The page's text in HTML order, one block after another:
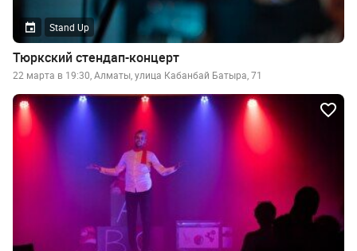
Stand Up
Тюркский стендап-концерт
22 марта в 19:30, Алматы, улица Кабанбай Батыра, 71